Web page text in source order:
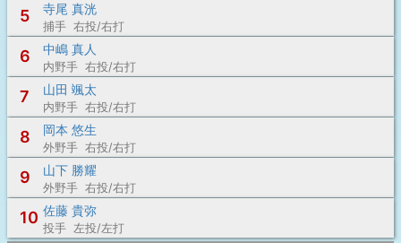
5 寺尾 真洸
捕手 右投/右打
6 中嶋 真人
内野手 右投/右打
7 山田 颯太
内野手 右投/右打
8 岡本 悠生
外野手 右投/右打
9 山下 勝耀
外野手 右投/右打
10 佐藤 貴弥
投手 左投/左打